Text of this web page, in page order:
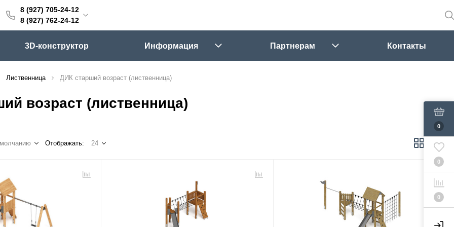
8 (927) 705-24-12
8 (927) 762-24-12
24-12
24-12
прайс-листа
3D-конструктор Информация Партнерам Контакты
0
0
0
Лиственница ДИК старший возраст (лиственница)
возраст (лиственница)
Отображать: 24